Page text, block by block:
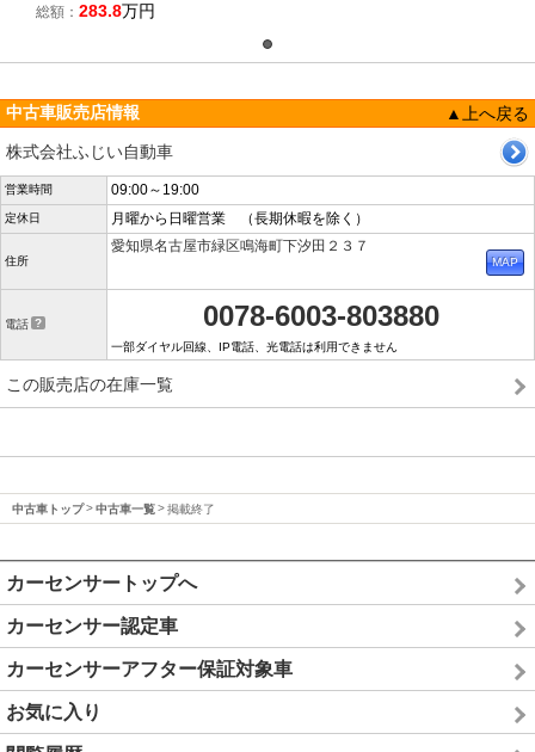
総額： 283.8万円
中古車販売店情報
▲上へ戻る
株式会社ふじい自動車
営業時間 09:00～19:00
定休日 月曜から日曜営業 （長期休暇を除く）
住所
愛知県名古屋市緑区鳴海町下汐田２３７
電話 0078-6003-803880
一部ダイヤル回線、IP電話、光電話は利用できません
この販売店の在庫一覧
中古車トップ 中古車一覧 掲載終了
カーセンサートップへ
カーセンサー認定車
カーセンサーアフター保証対象車
お気に入り